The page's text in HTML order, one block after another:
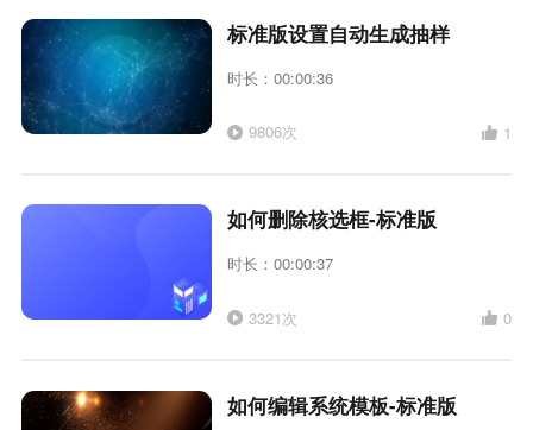
标准版设置自动生成抽样
时长：00:00:36
9806次 1
如何删除核选框-标准版
时长：00:00:37
3321次 0
如何编辑系统模板-标准版